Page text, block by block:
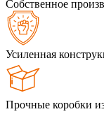
Собственное
Усиленная
Прочные коробки